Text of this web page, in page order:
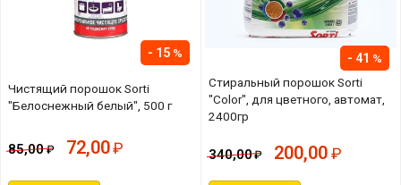
Чистящий порошок Sorti
"Белоснежный белый", 500 г
15
85,00 72,00
Стиральный порошок Sorti
"Color", для цветного, автомат,
2400гр
41
340,00 200,00